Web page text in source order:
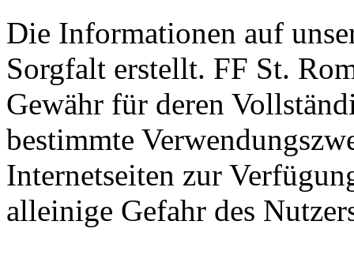
Die Informationen auf
Sorgfalt erstellt. FF St.
Gewähr für deren
bestimmte
Internetseiten zur
alleinige Gefahr des